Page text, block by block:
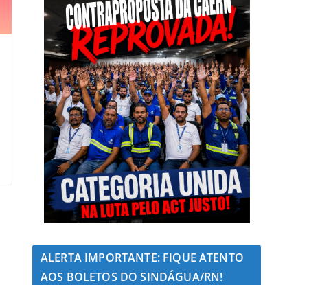
ALERTA IMPORTANTE: FIQUE ATENTO
AOS BOLETOS DO SINDÁGUA/RN!